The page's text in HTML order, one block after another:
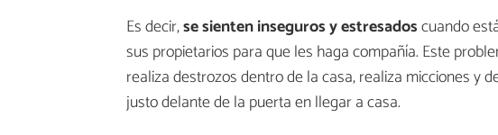
Es decir,se sienten inseguros y estresadoscuando
sus propietarios para que les haga compañía. Este
realiza destrozos dentro de la casa, realiza micciones y
justo delante de la puerta en llegar a casa.